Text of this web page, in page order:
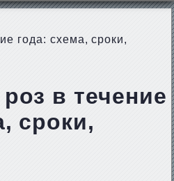
года: схема, сроки,
в течение
сроки,